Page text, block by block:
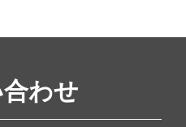
わせ